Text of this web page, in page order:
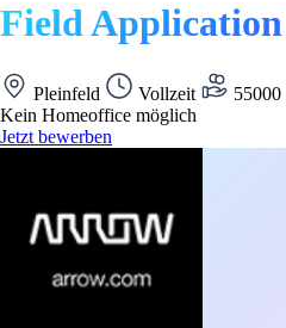
Field
Pleinfeld Vollzeit
55000
Kein Homeoffice möglich
Jetzt bewerben